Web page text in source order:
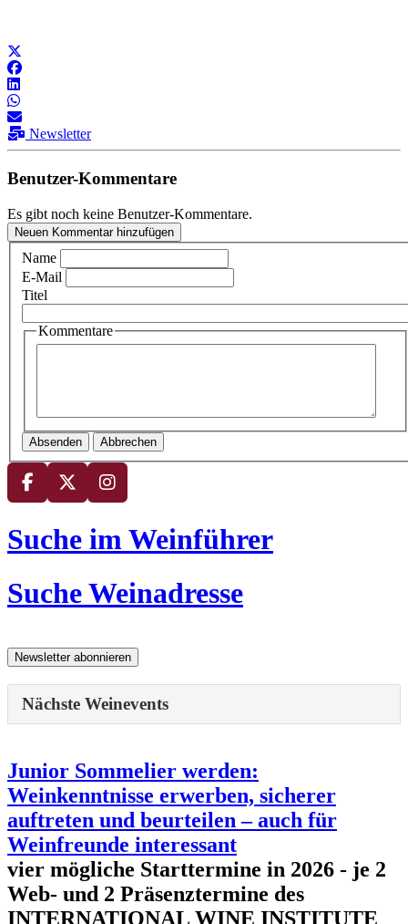
Newsletter
Benutzer-Kommentare
Es gibt noch keine Benutzer-Kommentare.
Neuen Kommentar hinzufügen
Name
E-Mail
Titel
Kommentare
Absenden Abbrechen
Suche im Weinführer
Suche Weinadresse
Nächste Weinevents
Junior Sommelier werden:
Weinkenntnisse erwerben, sicherer
auftreten und beurteilen – auch für
Weinfreunde interessant
vier mögliche Starttermine in 2026 - je 2
Web- und 2 Präsenztermine des
INTERNATIONAL WINE INSTITUTE